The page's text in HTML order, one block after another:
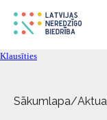
Klausīties
Sākumlapa/